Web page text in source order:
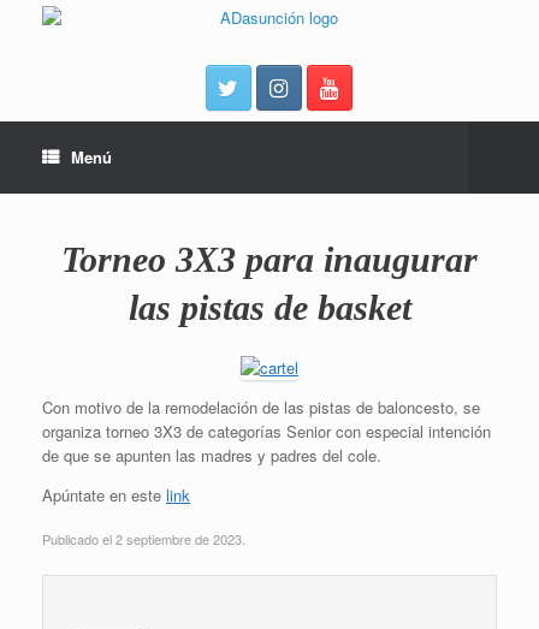
Menú
Torneo 3X3 para inaugurar
las pistas de basket
Con motivo de la remodelación de las pistas de baloncesto, se
organiza torneo 3X3 de categorías Senior con especial intención
de que se apunten las madres y padres del cole.
Apúntate en este link
Publicado el 2 septiembre de 2023.